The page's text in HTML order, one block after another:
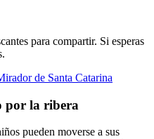
para compartir. Si esperas
de Santa Catarina
por la ribera
pueden moverse a sus